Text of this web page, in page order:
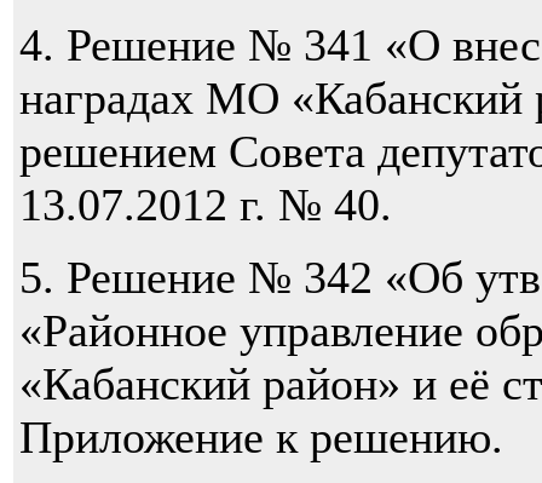
4. Решение № 341 «О
наградах МО «Кабанский
решением Совета
13.07.2012 г. № 40.
5. Решение № 342 «Об
«Районное управление
«Кабанский район» и её
Приложение к решению.